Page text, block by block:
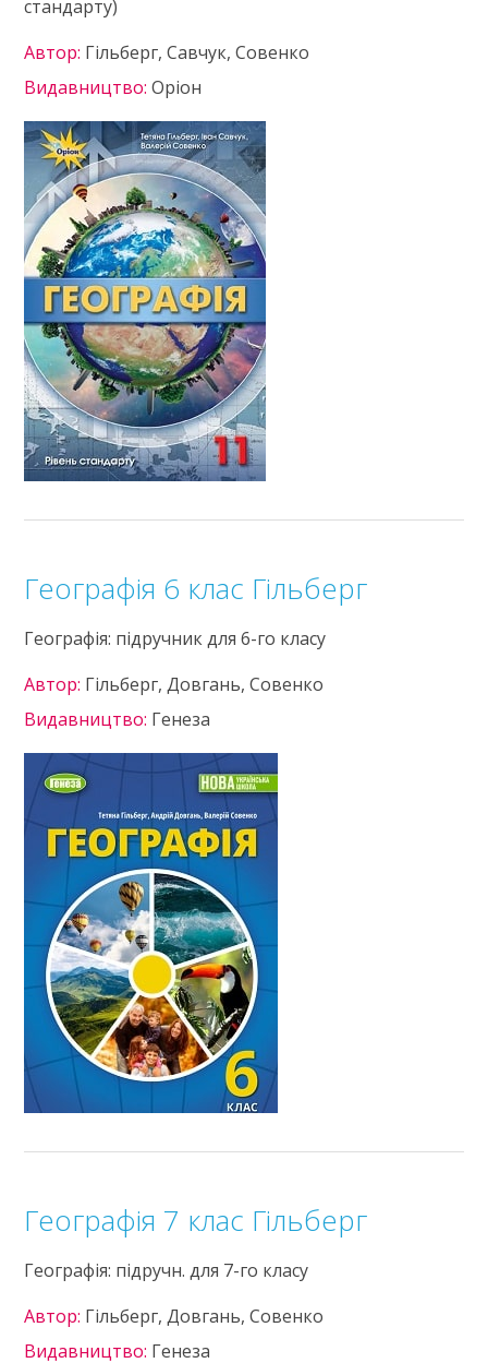
стандарту)
Автор: Гільберг, Савчук, Совенко
Видавництво:Оріон
Географія 6 клас Гільберг
Географія: підручник для 6-го класу
Автор: Гільберг, Довгань, Совенко
Видавництво: Генеза
Географія 7 клас Гільберг
Географія: підручн. для 7-го класу
Автор: Гільберг, Довгань, Совенко
Видавництво: Генеза